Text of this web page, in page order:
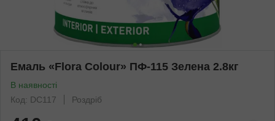
Емаль «Flora Colour» ПФ-115 Зелена 2.8кг
В наявності
Код: DC117
Роздріб